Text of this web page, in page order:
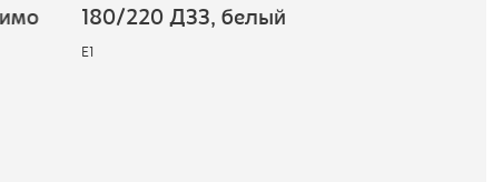
180/220 ДЗЗ, белый